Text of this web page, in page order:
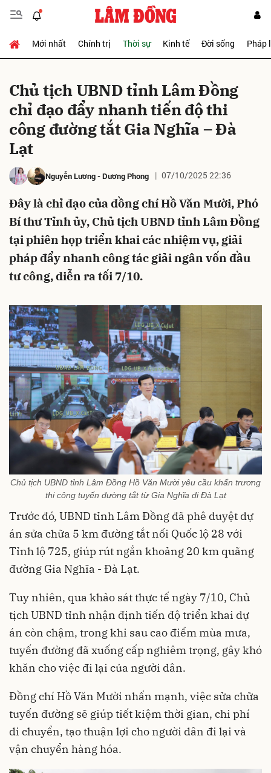
Mới nhất Chính trị Thời sự Kinh tế Đời sống Pháp
Chủ tịch UBND tỉnh Lâm Đồng
chỉ đạo đẩy nhanh tiến độ thi
công đường tắt Gia Nghĩa – Đà
Lạt
Nguyễn Lương-Dương Phong 07/10/2025 22:36
Đây là chỉ đạo của đồng chí Hồ Văn Mười, Phó
Bí thư Tỉnh ủy, Chủ tịch UBND tỉnh Lâm Đồng
tại phiên họp triển khai các nhiệm vụ, giải
pháp đẩy nhanh công tác giải ngân vốn đầu
tư công, diễn ra tối 7/10.
Chủ tịch UBND tỉnh Lâm Đồng Hồ Văn Mười yêu cầu khẩn trương
thi công tuyến đường tắt từ Gia Nghĩa đi Đà Lạt
Trước đó, UBND tỉnh Lâm Đồng đã phê duyệt dự
án sửa chữa 5 km đường tắt nối Quốc lộ 28 với
Tỉnh lộ 725, giúp rút ngắn khoảng 20 km quãng
đường Gia Nghĩa - Đà Lạt.
Tuy nhiên, qua khảo sát thực tế ngày 7/10, Chủ
tịch UBND tỉnh nhận định tiến độ triển khai dự
án còn chậm, trong khi sau cao điểm mùa mưa,
tuyến đường đã xuống cấp nghiêm trọng, gây khó
khăn cho việc đi lại của người dân.
Đồng chí Hồ Văn Mười nhấn mạnh, việc sửa chữa
tuyến đường sẽ giúp tiết kiệm thời gian, chi phí
di chuyển, tạo thuận lợi cho người dân đi lại và
vận chuyển hàng hóa.
Gửi bình luận